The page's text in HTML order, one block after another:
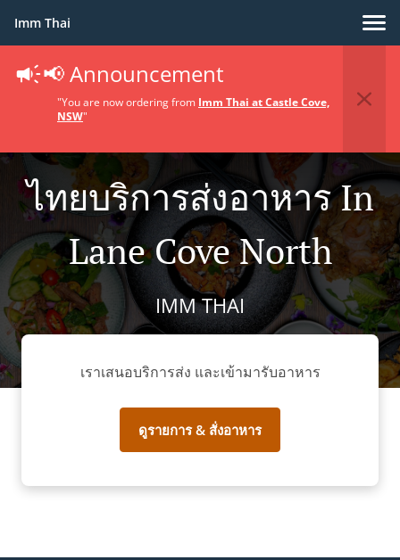
Imm Thai
📢 Announcement
"You are now ordering from Imm Thai at Castle Cove,
NSW"
ไทยบริการส่งอาหาร In
Lane Cove North
IMM THAI
เราเสนอบริการส่ง และเข้ามารับอาหาร
ดูรายการ & สั่งอาหาร